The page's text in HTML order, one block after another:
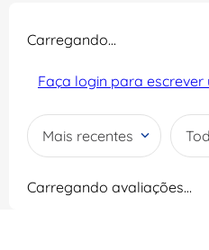
Carregando…
Faça login para
Mais recentes
Carregando avaliações…